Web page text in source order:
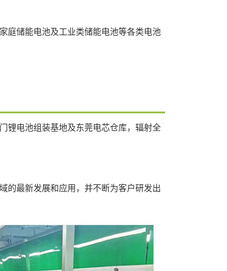
庭储能电池及工业类储能电池等各类电池
锂电池组装基地及东莞电芯仓库，辐射全
的最新发展和应用，并不断为客户研发出